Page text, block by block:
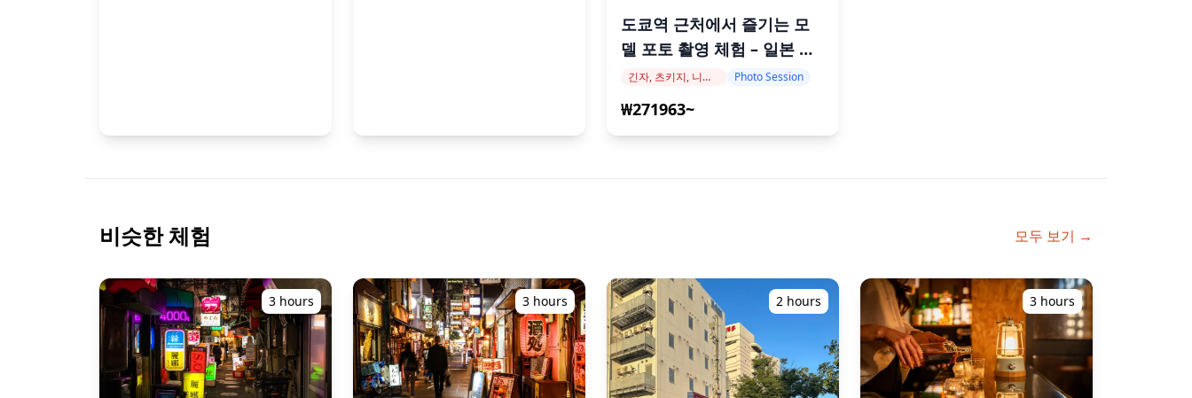
도쿄역 근처에서 즐기는 모
델 포토 촬영 체험 – 일본 현
지 모델과의 프라이빗 세션
긴자, 츠키지, 니혼바시 Photo Session
₩271963~
비슷한 체험 모두 보기 →
3 hours 3 hours 2 hours 3 hours